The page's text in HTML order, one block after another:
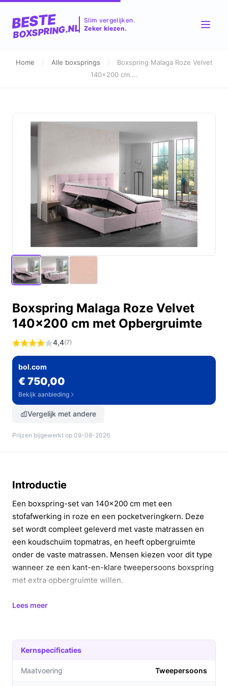
BESTE
BOXSPRING.NL
Slim vergelijken.
Zeker kiezen.
Home / Alle boxsprings /
Boxspring Malaga Roze Velvet
140x200 cm....
Boxspring Malaga Roze Velvet
140x200 cm met Opbergruimte
4,4(7)
bol.com
€ 750,00
Bekijk aanbieding
Vergelijk met andere
Prijzen bijgewerkt op 09-08-2026
Introductie
Een boxspring-set van 140x200 cm met een
stofafwerking in roze en een pocketveringkern. Deze
set wordt compleet geleverd met vaste matrassen en
een koudschuim topmatras, en heeft opbergruimte
onder de vaste matrassen. Mensen kiezen voor dit type
wanneer ze een kant-en-klare tweepersoons boxspring
met extra opbergruimte willen.
In 20 seconden beslissen
opbergruimte en een inbegrepen
koudschuimtopper.
Niet kopen als:
je behoefte hebt aan een hogere
Lees meer
Kernspecificaties
Maatvoering Tweepersoons